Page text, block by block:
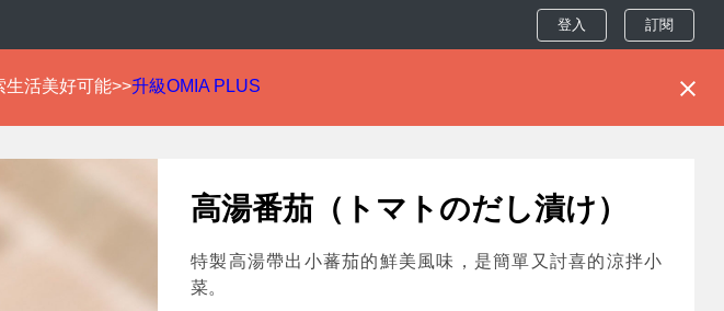
登入 訂閱
生活美好可能>>升級OMIA PLUS
高湯番茄（トマトのだし漬け）
特製高湯帶出小蕃茄的鮮美風味，是簡單又討喜的涼拌小
菜。